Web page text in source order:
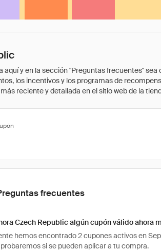
y en la sección "Preguntas frecuentes"
los incentivos y los programas de
reciente y detallada en el sitio web de la
frecuentes
Czech Republic algún cupón válido ahora
hemos encontrado 2 cupones activos en
si se pueden aplicar a tu compra.